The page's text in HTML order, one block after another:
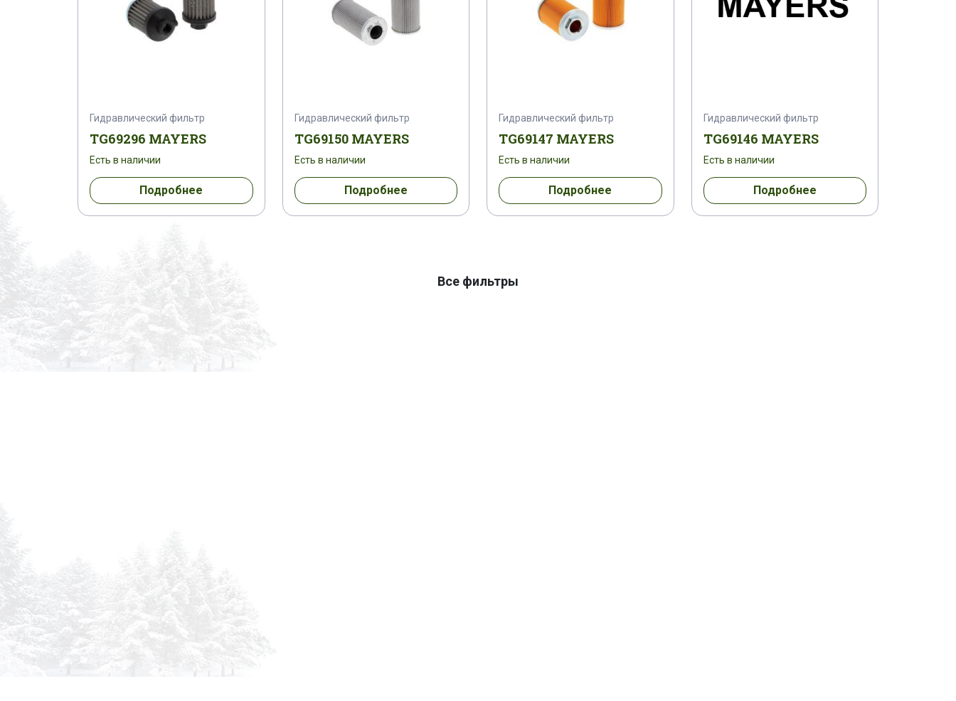
Гидравлический фильтр
TG69296 MAYERS
Есть в наличии
Подробнее
Гидравлический фильтр
TG69150 MAYERS
Есть в наличии
Подробнее
Гидравлический фильтр
TG69147 MAYERS
Есть в наличии
Подробнее
Гидравлический фильтр
TG69146 MAYERS
Есть в наличии
Подробнее
Все фильтры